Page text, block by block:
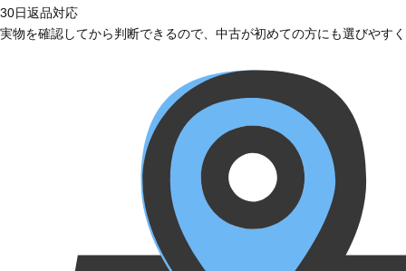
30日返品対応
実物を確認してから判断できるので、中古が初めての方にも選びやす